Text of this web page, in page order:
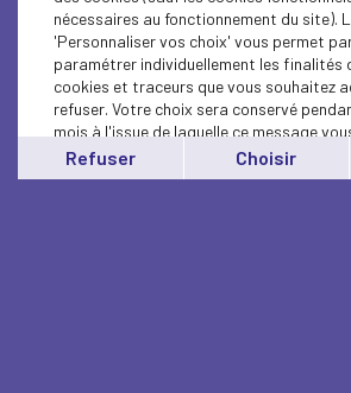
nécessaires au fonctionnement du site).
'Personnaliser vos choix' vous permet
paramétrer individuellement les finalités
cookies et traceurs que vous souhaitez
refuser. Votre choix sera conservé
mois à l'issue de laquelle ce message
affiché..
Vous pouvez modifier votre choix à tout
Refuser Choisir